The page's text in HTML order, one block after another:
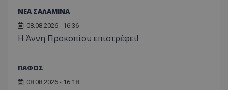
ΝΕΑ ΣΑΛΑΜΙΝΑ
08.08.2026 - 16:36
Η Άννη Προκοπίου επιστρέφει!
ΠΑΦΟΣ
08.08.2026 - 16:18